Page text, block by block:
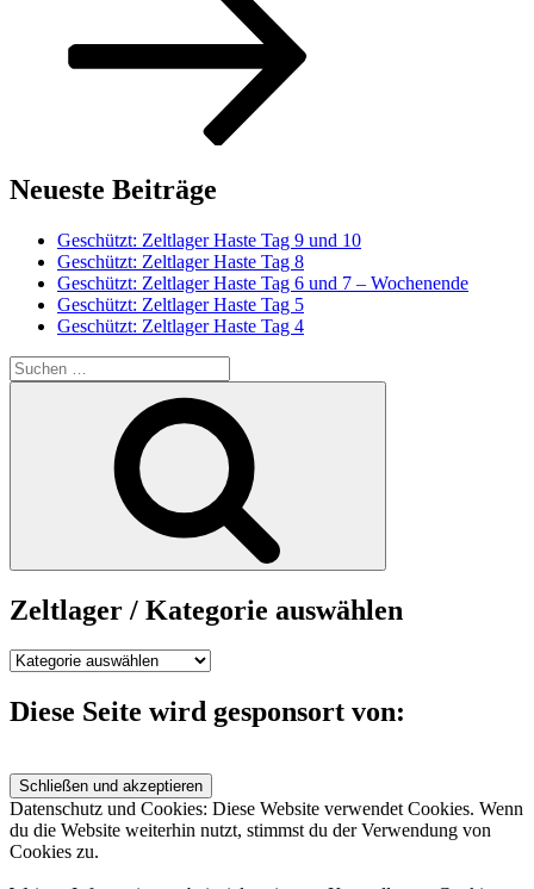
Neueste Beiträge
Geschützt: Zeltlager Haste Tag 9 und 10
Geschützt: Zeltlager Haste Tag 8
Geschützt: Zeltlager Haste Tag 6 und 7 – Wochenende
Geschützt: Zeltlager Haste Tag 5
Geschützt: Zeltlager Haste Tag 4
Suchen
nach:
Zeltlager / Kategorie auswählen
Zeltlager
Kategorie
auswählen
Diese Seite wird gesponsort von:
Datenschutz und Cookies: Diese Website verwendet Cookies. Wenn
du die Website weiterhin nutzt, stimmst du der Verwendung von
Cookies zu.